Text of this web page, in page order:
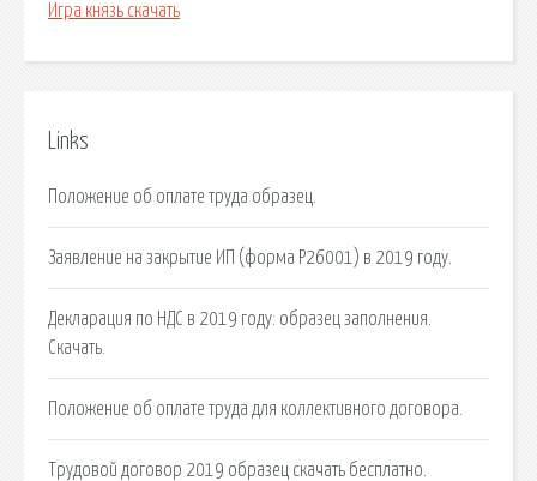
Игра князь скачать
Links
Положение об оплате труда образец.
Заявление на закрытие ИП (форма Р26001) в 2019 году.
Декларация по НДС в 2019 году: образец заполнения.
Скачать.
Положение об оплате труда для коллективного договора.
Трудовой договор 2019 образец скачать бесплатно.